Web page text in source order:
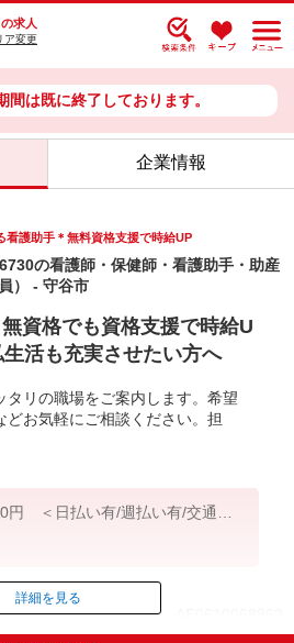
の求人
ア変更
間は既に終了しております。
企業情報
護助手＊無料資格支援で時給UP
の看護師・保健師・看護助手・助産
） - 守谷市
資格でも資格支援で時給U
活も充実させたい方へ
タリの職場をご案内します。希望
どお気軽にご相談ください。担
円 ＜日払い有/週払い有/交通費
む)＞
ID：AE0610068862
詳細を見る